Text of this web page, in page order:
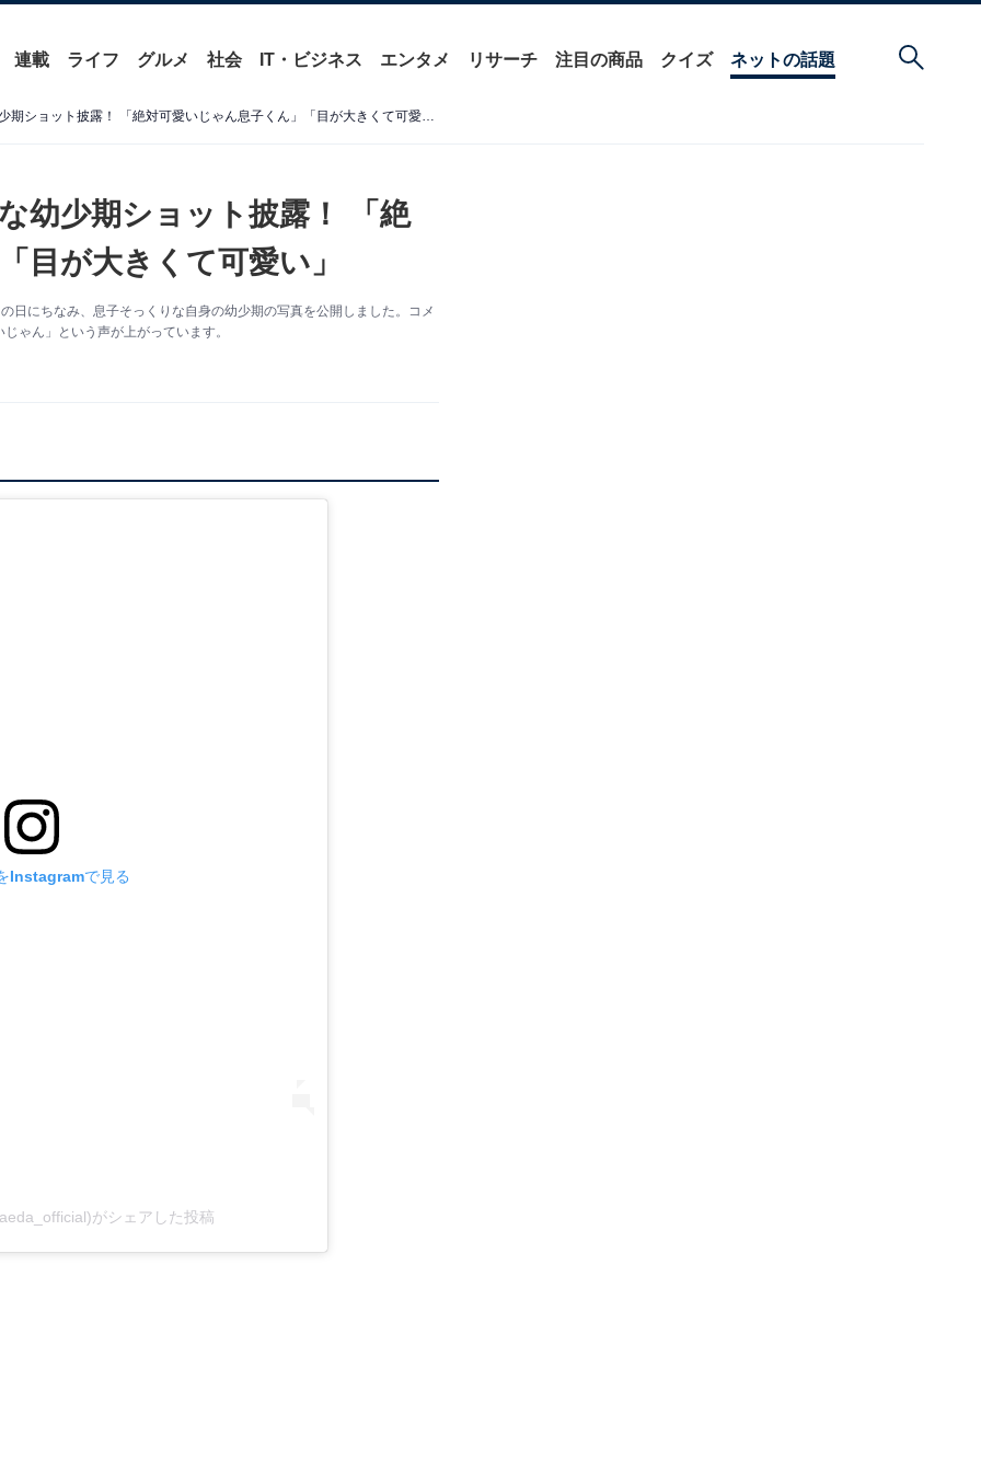
連載 ライフ グルメ 社会 IT・ビジネス エンタメ リサーチ 注目の商品 クイズ ネットの話題
前田敦子、息子にそっくりな幼少期ショット披露！ 「絶対可愛いじゃん息子くん」「目が大きくて可愛い」
幼少期ショット披露！ 「絶
目が大きくて可愛い」
日にちなみ、息子そっくりな自身の幼少期の写真を公開しました。コメ
ゃん」という声が上がっています。
Instagramで見る
がシェアした投稿